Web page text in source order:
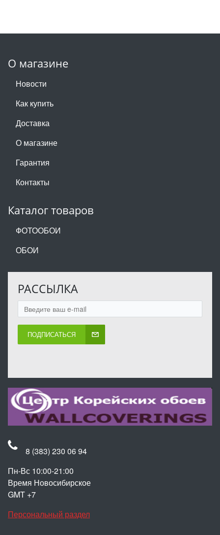
О магазине
Новости
Как купить
Доставка
О магазине
Гарантия
Контакты
Каталог товаров
ФОТООБОИ
ОБОИ
РАССЫЛКА
ПОДПИСАТЬСЯ
8 (383) 230 06 94
Пн-Вс 10:00-21:00
Время Новосибирское
GMT +7
Персональный раздел